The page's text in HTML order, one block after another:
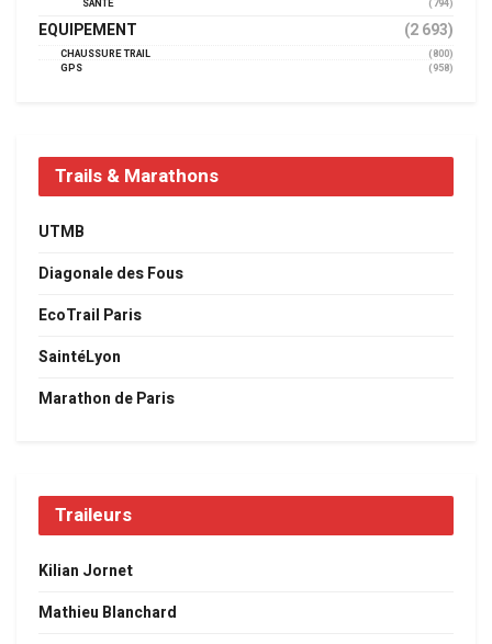
SANTÉ
(794)
EQUIPEMENT (2 693)
CHAUSSURE TRAIL
(800)
GPS
(958)
Trails & Marathons
UTMB
Diagonale des Fous
EcoTrail Paris
SaintéLyon
Marathon de Paris
Traileurs
Kilian Jornet
Mathieu Blanchard